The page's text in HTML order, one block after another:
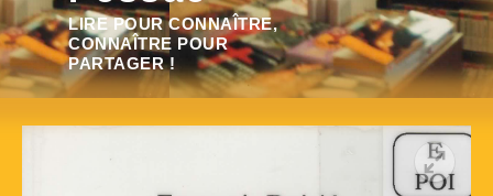
LIRE POUR CONNAÎTRE,
CONNAÎTRE POUR
PARTAGER !
Rechercher :